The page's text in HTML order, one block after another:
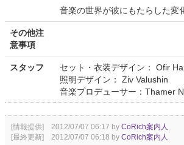
音楽の世界が彼にもたらした変
その他注
意事項
スタッフ
セット・衣装デザイン： Ofir
照明デザイン： Ziv Valushin
音楽プロデューサー：Thamer
[情報提供] 2012/07/07 06:17 by CoRich案内人
[最終更新] 2012/07/07 06:18 by CoRich案内人